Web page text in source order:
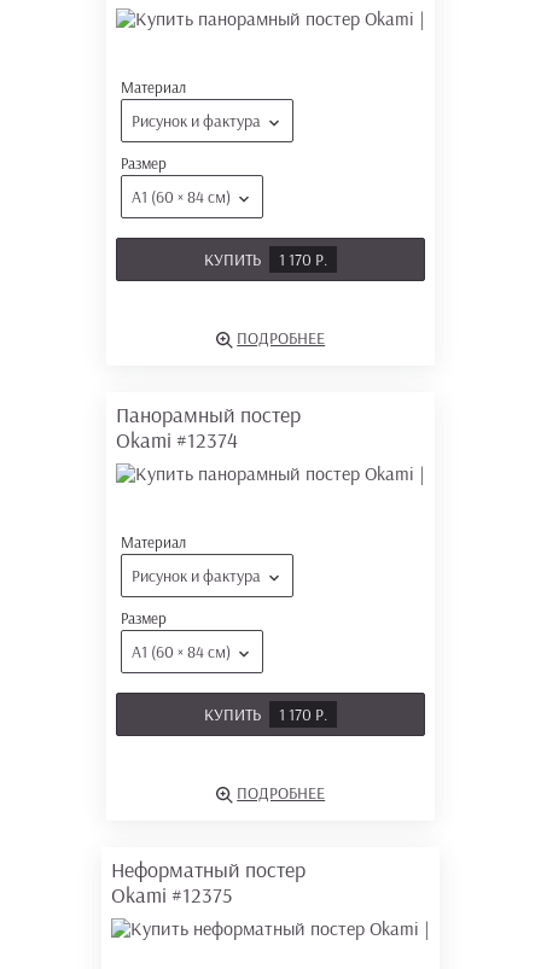
Материал
Рисунок и фактура
Размер
А1 (60 × 84 см)
КУПИТЬ 1 170 Р.
ПОДРОБНЕЕ
Панорамный постер
Okami #12374
Материал
Рисунок и фактура
Размер
А1 (60 × 84 см)
КУПИТЬ 1 170 Р.
ПОДРОБНЕЕ
Неформатный постер
Okami #12375